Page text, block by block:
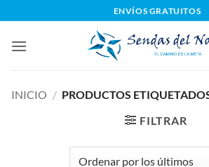
al
contenido
ENVÍOS GRATUITOS
INICIO / PRODUCTOS
FILTRAR